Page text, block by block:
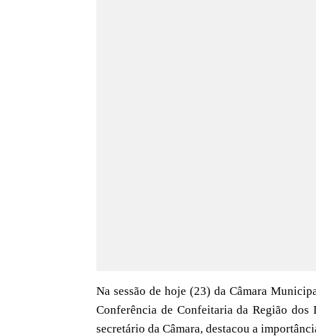
Na sessão de hoje (23) da Câmara
Conferência de Confeitaria da Região
secretário da Câmara, destacou a